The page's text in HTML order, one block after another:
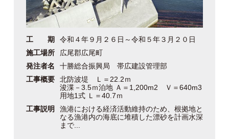
工 期
令和４年９月２６日～令和５年３月２０日
施工場所
広尾郡広尾町
発注者名
十勝総合振興局 帯広建設管理部
工事概要
北防波堤 Ｌ＝22.2ｍ
浚渫－3.5ｍ泊地 Ａ＝1,200m2 Ｖ＝640m3
用地1式 Ｌ＝40.7ｍ
工事説明
漁港における経済活動維持のため、根拠地と
なる漁港内の海底に堆積した漂砂を計画水深
まで...